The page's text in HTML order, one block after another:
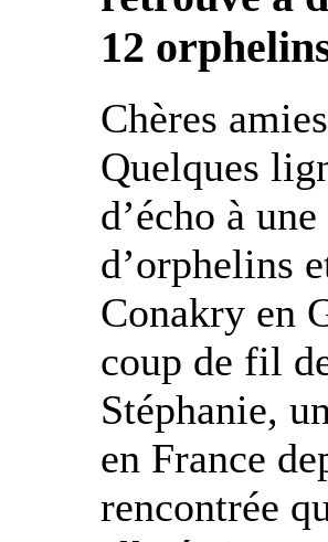
12
Chères
Quelques
d’écho à
d’orphelins
Conakry en
coup de fil
Stéphanie,
en France
rencontrée